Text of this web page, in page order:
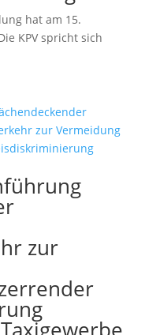
hat am 15.
KPV spricht sich
zur